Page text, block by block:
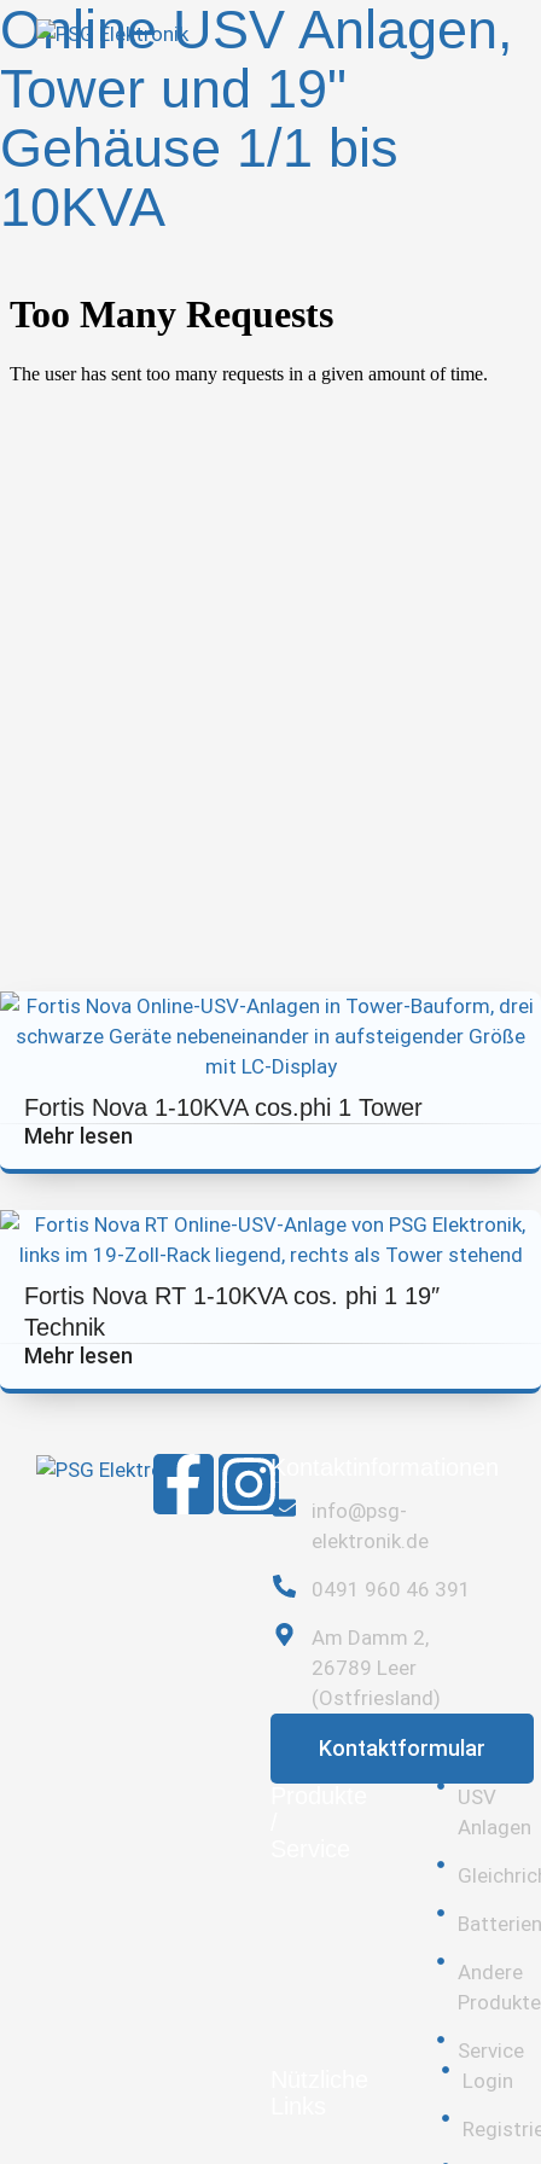
Online USV Anlagen,
Tower und 19"
Gehäuse 1/1 bis
10KVA
Fortis Nova 1-10KVA cos.phi 1 Tower
Mehr lesen
Fortis Nova RT 1-10KVA cos. phi 1 19″
Technik
Mehr lesen
Kontaktinformationen
info@psg-
elektronik.de
0491 960 46 391
Am Damm 2,
26789 Leer
(Ostfriesland)
Kontaktformular
USV
Anlagen
Batterien
Andere
Produkte
Service
Login